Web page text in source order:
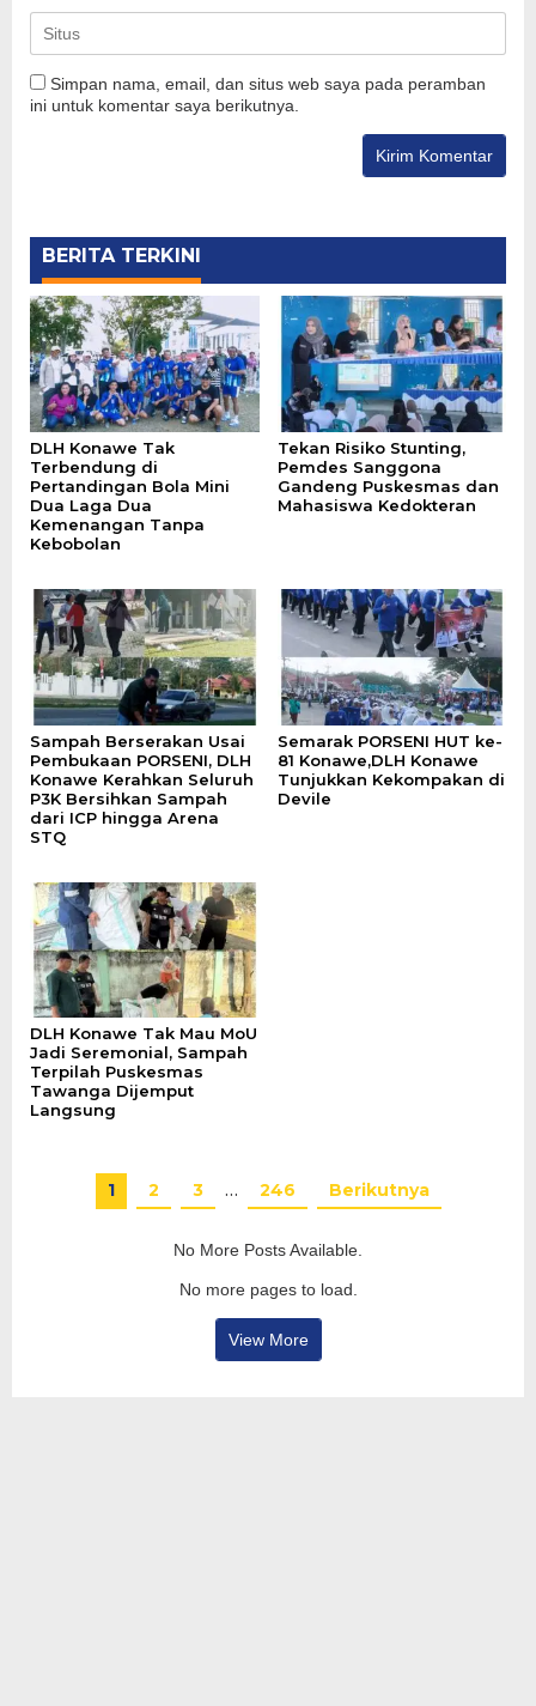
Simpan nama, email, dan situs web saya pada peramban
ini untuk komentar saya berikutnya.
BERITA TERKINI
DLH Konawe Tak
Terbendung di
Pertandingan Bola Mini
Dua Laga Dua
Kemenangan Tanpa
Kebobolan
Tekan Risiko Stunting,
Pemdes Sanggona
Gandeng Puskesmas dan
Mahasiswa Kedokteran
Sampah Berserakan Usai
Pembukaan PORSENI, DLH
Konawe Kerahkan Seluruh
P3K Bersihkan Sampah
dari ICP hingga Arena
STQ
Semarak PORSENI HUT ke-
81 Konawe,DLH Konawe
Tunjukkan Kekompakan di
Devile
DLH Konawe Tak Mau MoU
Jadi Seremonial, Sampah
Terpilah Puskesmas
Tawanga Dijemput
Langsung
1 2 3 … 246 Berikutnya
No More Posts Available.
No more pages to load.
View More